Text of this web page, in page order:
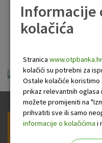
Globalna tržišta
O nama OTP Dnevno
Prijava na newsletter
Informacije
kolačića
Stranica www.otpbanka.hr
kolačići su potrebni za
Ostale kolačiće
prikaz relevantnih oglasa
možete promijeniti na
prihvatiti sve ili samo
informacije o kolačićima i